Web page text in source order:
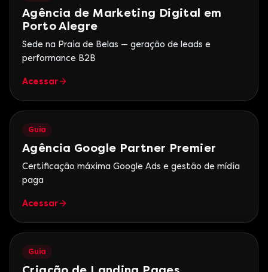
Agência de Marketing Digital em
Porto Alegre
Sede na Praia de Belas — geração de leads e
performance B2B
Acessar
Guia
Agência Google Partner Premier
Certificação máxima Google Ads e gestão de mídia
paga
Acessar
Guia